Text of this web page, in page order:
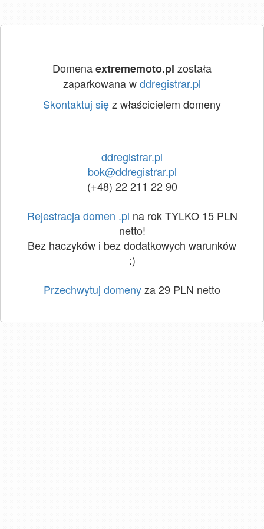
Domenaextrememoto.pl została
zaparkowana wddregistrar.pl
Skontaktuj sięz właścicielem domeny
ddregistrar.pl
bok@ddregistrar.pl
(+48) 22 211 22 90
Rejestracja domen .pl na rok TYLKO 15 PLN
netto!
Bez haczyków i bez dodatkowych warunków
:)
Przechwytuj domenyza 29 PLN netto